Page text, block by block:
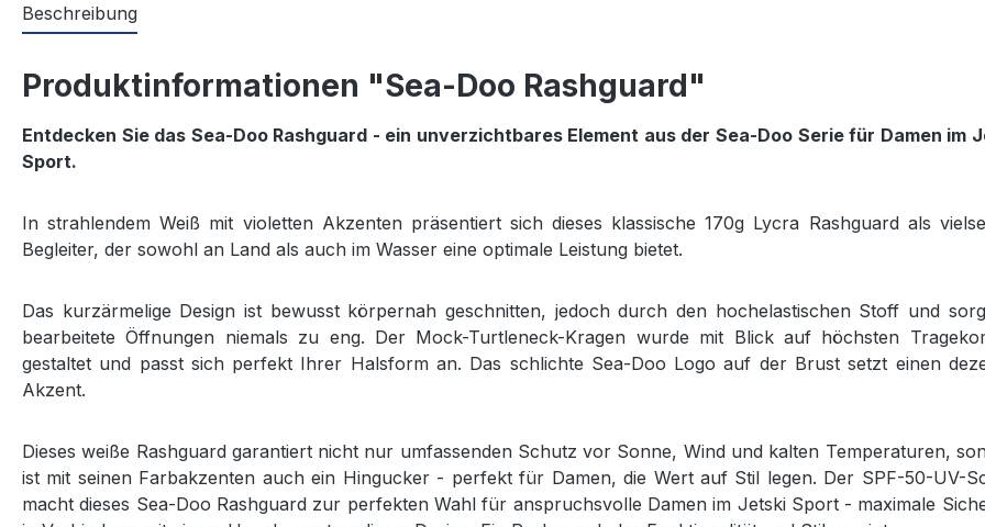
Beschreibung
Produktinformationen "Sea-Doo Rashguard"
Entdecken Sie das Sea-Doo Rashguard - ein unverzichtbares Element aus der Sea-Doo Serie für Damen im
Sport.
In strahlendem Weiß mit violetten Akzenten präsentiert sich dieses klassische 170g Lycra Rashguard als
Begleiter, der sowohl an Land als auch im Wasser eine optimale Leistung bietet.
Das kurzärmelige Design ist bewusst körpernah geschnitten, jedoch durch den hochelastischen Stoff und
bearbeitete Öffnungen niemals zu eng. Der Mock-Turtleneck-Kragen wurde mit Blick auf höchsten
gestaltet und passt sich perfekt Ihrer Halsform an. Das schlichte Sea-Doo Logo auf der Brust setzt einen
Akzent.
Dieses weiße Rashguard garantiert nicht nur umfassenden Schutz vor Sonne, Wind und kalten Temperaturen,
ist mit seinen Farbakzenten auch ein Hingucker - perfekt für Damen, die Wert auf Stil legen. Der SPF-50-UV-
macht dieses Sea-Doo Rashguard zur perfekten Wahl für anspruchsvolle Damen im Jetski Sport - maximale